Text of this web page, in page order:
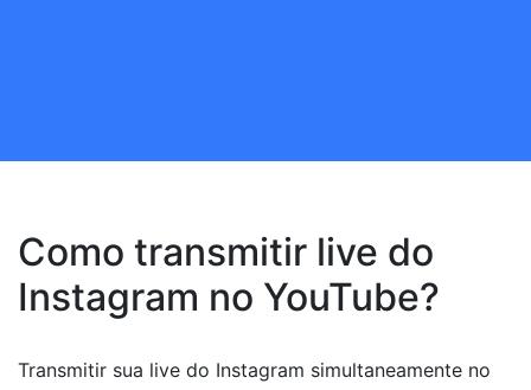
Como transmitir live do
Instagram no YouTube?
Transmitir sua live do Instagram simultaneamente no